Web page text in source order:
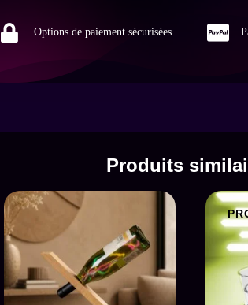
 Options de paiement sécurisées 
Produits